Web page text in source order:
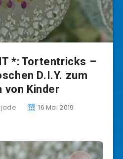
*: Tortentricks –
D.I.Y. zum
von Kinder
16 Mai 2019